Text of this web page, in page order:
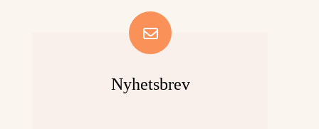
Nyhetsbrev